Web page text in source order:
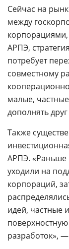
Сейчас на
между
АРПЭ, стратегия
потребует
совместному
малые,
дополнять друг
Также
АРПЭ. «Раньше
уходили на
корпораций,
идей, частные
разработок»,